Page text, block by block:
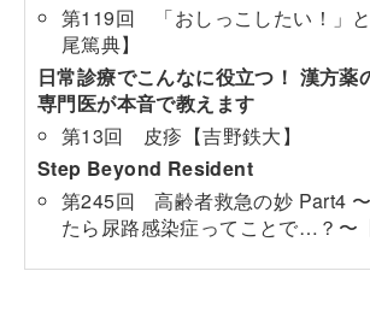
第119回 「おしっこしたい！」
尾篤典】
日常診療でこんなに役立つ！ 漢方
専門医が本音で教えます
第13回 皮疹【吉野鉄大】
Step Beyond Resident
第245回 高齢者救急の妙 Part4
たら尿路感染症ってことで…？〜